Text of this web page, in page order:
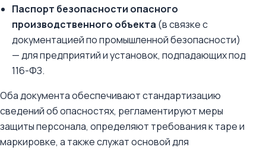
Паспорт безопасности опасного
производственного объекта (в связке с
документацией по промышленной безопасности)
— для предприятий и установок, подпадающих под
116-ФЗ.
Оба документа обеспечивают стандартизацию
сведений об опасностях, регламентируют меры
защиты персонала, определяют требования к таре и
маркировке, а также служат основой для